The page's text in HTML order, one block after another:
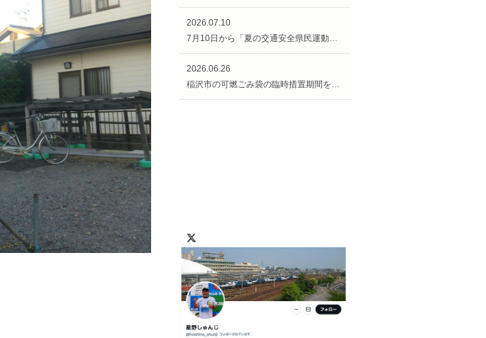
2026.07.10
7月10日から「夏の交通安全県民運動（交通安全週間）」がスタートです！
2026.06.26
稲沢市の可燃ごみ袋の臨時措置期間を延長します！